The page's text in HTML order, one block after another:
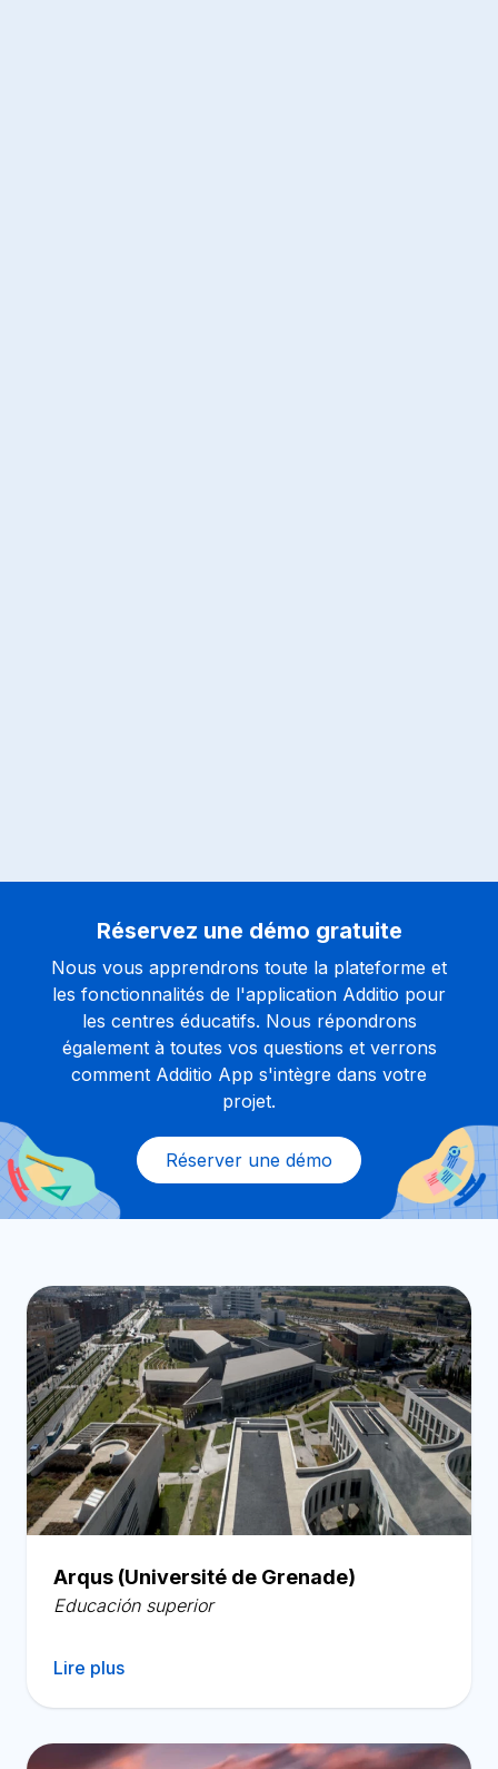
Réservez une démo gratuite
Nous vous apprendrons toute la plateforme et
les fonctionnalités de l'application Additio pour
les centres éducatifs. Nous répondrons
également à toutes vos questions et verrons
comment Additio App s'intègre dans votre
projet.
Réserver une démo
Arqus (Université de Grenade)
Educación superior
Lire plus